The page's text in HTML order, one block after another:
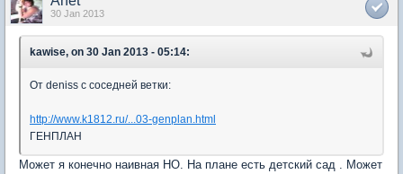
30 Jan 2013
kawise, on 30 Jan 2013 - 05:14:
От deniss с соседней ветки:
http://www.k1812.ru/...03-genplan.html
ГЕНПЛАН
Может я конечно наивная НО. На плане есть детский сад . Может